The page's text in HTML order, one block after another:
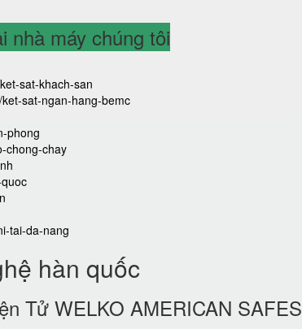
nhà máy chúng tôi
sat-khach-san
sat-ngan-hang-bemc
phong
chong-chay
tai-da-nang
hàn quốc
Tử WELKO AMERICAN SAFES